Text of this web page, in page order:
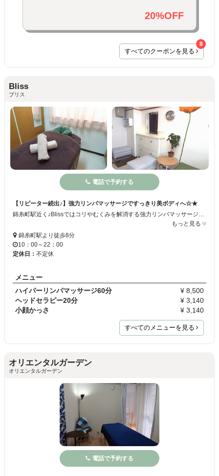
20%OFF
すべてのクーポンを見る
8
Bliss
ブリス
電話で予約する
【リピーター続出♪】強力リンパマッサージですっきり美ボディへ☆★
錦糸町駅近く♪Blissではコリやむくみを解消する強力リンパマッサージがおすすめです☆オールハンドで足裏から頭までしっかりとマッサージするので、全身のデトックスに効果的♪リンパマッサージだけでなく、カッサや水素パックなど、エステメニューもございます☆お早目にご予約ください♪
もっと見る
錦糸町駅より徒歩8分
10：00～22：00
定休日： 不定休
メニュー
ハイパーリンパマッサージ60分
¥ 8,500
ヘッドセラピー20分
¥ 3,140
小顔かっさ
¥ 3,140
すべてのメニューを見る
オリエンタルガーデン
オリエンタルガーデン
電話で予約する